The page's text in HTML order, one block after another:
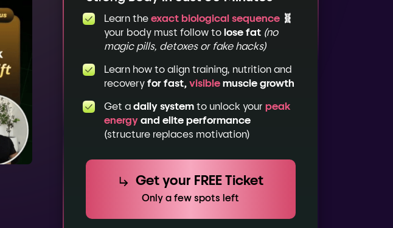
Learn theexact biological sequence 🧬
your body must follow tolose fat (no
magic pills, detoxes or fake hacks)
Learn how to align training, nutrition and
recoveryfor fast,visible muscle growth
Get adaily system to unlock your peak
energy and elite performance
(structure replaces motivation)
Get your FREE Ticket
Only a few spots left